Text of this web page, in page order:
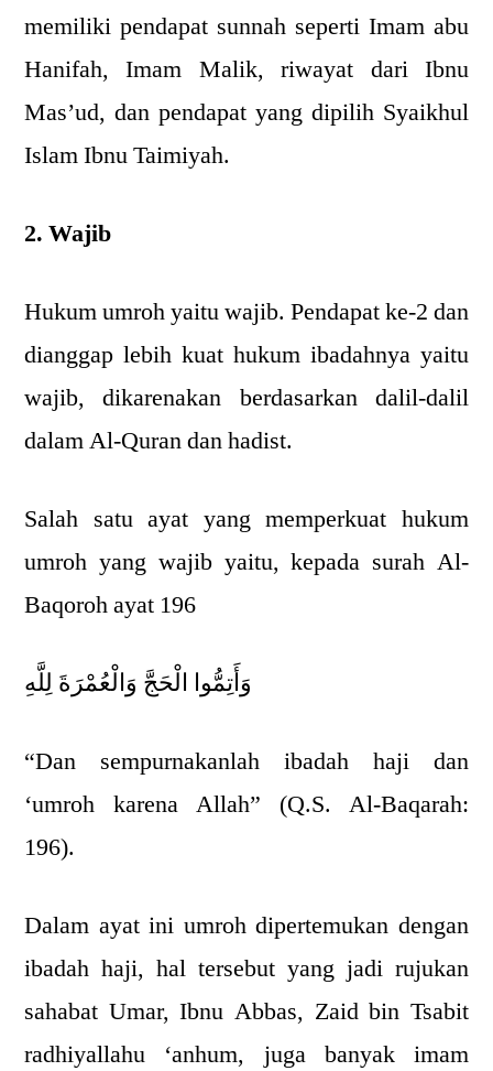
memiliki pendapat sunnah seperti Imam abu
Hanifah, Imam Malik, riwayat dari Ibnu
Mas’ud, dan pendapat yang dipilih Syaikhul
Islam Ibnu Taimiyah.
2. Wajib
Hukum umroh yaitu wajib. Pendapat ke-2 dan
dianggap lebih kuat hukum ibadahnya yaitu
wajib, dikarenakan berdasarkan dalil-dalil
dalam Al-Quran dan hadist.
Salah satu ayat yang memperkuat hukum
umroh yang wajib yaitu, kepada surah Al-
Baqoroh ayat 196
وَأَتِمُّوا الْحَجَّ وَالْعُمْرَةَ لِلَّهِ
“Dan sempurnakanlah ibadah haji dan
‘umroh karena Allah” (Q.S. Al-Baqarah:
196).
Dalam ayat ini umroh dipertemukan dengan
ibadah haji, hal tersebut yang jadi rujukan
sahabat Umar, Ibnu Abbas, Zaid bin Tsabit
radhiyallahu ‘anhum, juga banyak imam